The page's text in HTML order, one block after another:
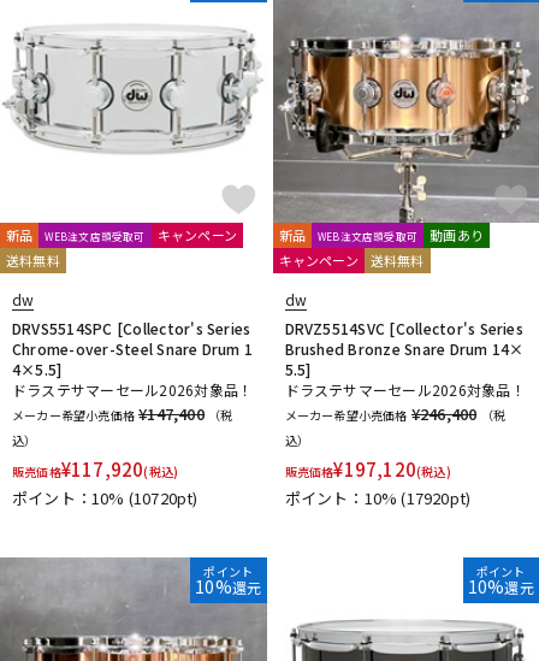
新品 WEB注文店頭受取可
キャンペーン
送料無料
dw
DRVS5514SPC [Collector's Series
Chrome-over-Steel Snare Drum 1
4×5.5]
ドラステサマーセール2026対象品！
メーカー希望小売価格 ¥147,400
（税
込）
販売価格¥117,920(税込)
ポイント：10% (10720pt)
新品 WEB注文店頭受取可
動画あり
キャンペーン
送料無料
dw
DRVZ5514SVC [Collector's Series
Brushed Bronze Snare Drum 14×
5.5]
ドラステサマーセール2026対象品！
メーカー希望小売価格 ¥246,400
（税
込）
販売価格¥197,120(税込)
ポイント：10%(17920pt)
ポイント
10%還元
ポイント
10%還元